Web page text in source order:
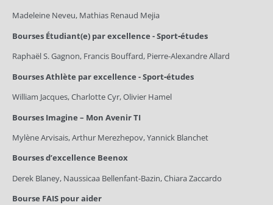
Madeleine Neveu, Mathias Renaud Mejia
Bourses Étudiant(e) par excellence - Sport‑études
Raphaël S. Gagnon, Francis Bouffard, Pierre‑Alexandre Allard
Bourses Athlète par excellence - Sport‑études
William Jacques, Charlotte Cyr, Olivier Hamel
Bourses Imagine – Mon Avenir TI
Mylène Arvisais, Arthur Merezhepov, Yannick Blanchet
Bourses d’excellence Beenox
Derek Blaney, Naussicaa Bellenfant-Bazin, Chiara Zaccardo
Bourse FAIS pour aider